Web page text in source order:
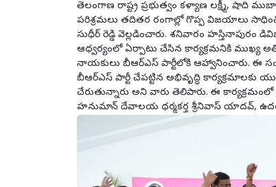
తెలంగాణ రాష్ట్ర ప్రభుత్వం కళ్యాణ లక్ష్మీ, షాది
పరిశ్రమలు తదితర రంగాల్లో గొప్ప విజయాలు
సుధీర్ రెడ్డి వెల్లడించారు. శనివారం హస్తినాపురం
ఆధ్వర్యంలో ఏర్పాటు చేసిన కార్యక్రమనికి ముఖ్య
నాయకులు బీఆర్ఎస్​ పార్టీలోకి ఆహ్వానించారు. ఈ
బీఆర్ఎస్​ పార్టీ చేపట్టిన అభివృద్ధి కార్యక్రమాలకు
చేరుతున్నారు అని వారు తెలిపారు. ఈ
హనుమాన్ దేవాలయ ధర్మకర్త శ్రీనివాస్ యాదవ్, ఉదయ